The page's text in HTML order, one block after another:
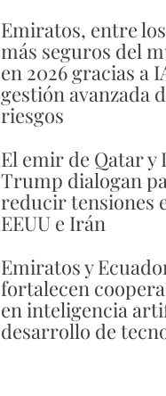
Emiratos, entre
más seguros del
en 2026 gracias a
gestión avanzada
riesgos
El emir de Qatar y
Trump dialogan
reducir tensiones
EEUU e Irán
Emiratos y
fortalecen
en inteligencia
desarrollo de